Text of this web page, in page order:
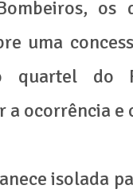
os
uma
quartel do
ocorrência
isolada